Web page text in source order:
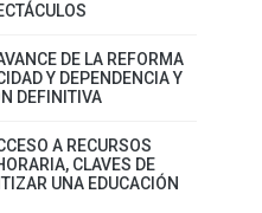
DE LA REFORMA
Y DEPENDENCIA Y
DEFINITIVA
A RECURSOS
CLAVES DE
UNA EDUCACIÓN